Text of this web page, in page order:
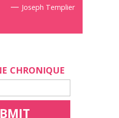
— Joseph Templier
CHRONIQUE